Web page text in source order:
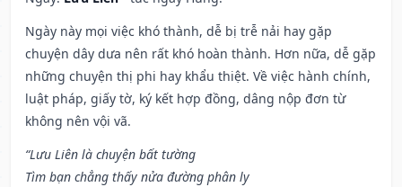
Ngày này mọi việc khó thành, dễ bị trễ nải hay gặp
chuyện dây dưa nên rất khó hoàn thành. Hơn nữa, dễ gặp
những chuyện thị phi hay khẩu thiệt. Về việc hành chính,
luật pháp, giấy tờ, ký kết hợp đồng, dâng nộp đơn từ
không nên vội vã.
“Lưu Liên là chuyện bất tường
Tìm bạn chẳng thấy nửa đường phân ly